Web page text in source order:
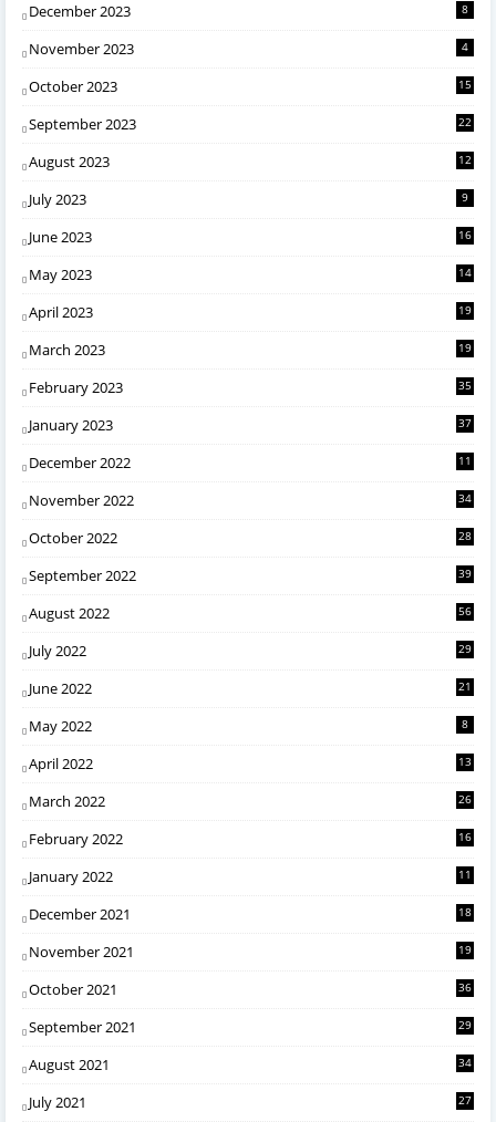
December 2023 8
November 2023 4
October 2023 15
September 2023 22
August 2023 12
July 2023 9
June 2023 16
May 2023 14
April 2023 19
March 2023 19
February 2023 35
January 2023 37
December 2022 11
November 2022 34
October 2022 28
September 2022 39
August 2022 56
July 2022 29
June 2022 21
May 2022 8
April 2022 13
March 2022 26
February 2022 16
January 2022 11
December 2021 18
November 2021 19
October 2021 36
September 2021 29
August 2021 34
July 2021 27